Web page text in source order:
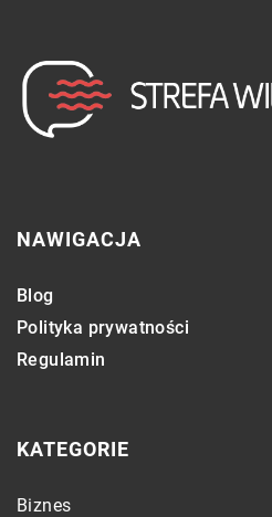
NAWIGACJA
Blog
Polityka prywatności
Regulamin
KATEGORIE
Biznes